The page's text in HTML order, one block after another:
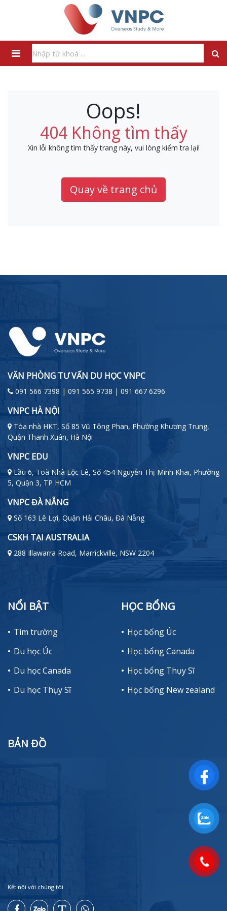
Oops!
404 Không tìm thấy
Xin lỗi không tìm thấy trang này, vui lòng kiểm tra lại!
Quay về trang chủ
VĂN PHÒNG TƯ VẤN DU HỌC VNPC
091 566 7398 | 091 565 9738 | 091 667 6296
VNPC HÀ NỘI
Tòa nhà HKT, Số 85 Vũ Tông Phan, Phường Khương Trung,
Quận Thanh Xuân, Hà Nội
VNPC EDU
Lầu 6, Toà Nhà Lộc Lê, Số 454 Nguyễn Thị Minh Khai, Phường
5, Quận 3, TP HCM
VNPC ĐÀ NẴNG
Số 163 Lê Lợi, Quận Hải Châu, Đà Nẵng
CSKH TẠI AUSTRALIA
288 Illawarra Road, Marrickville, NSW 2204
NỔI BẬT
Tìm trường
Du học Úc
Du học Canada
Du học Thụy Sĩ
HỌC BỔNG
Học bổng Úc
Học bổng Canada
Học bổng Thụy Sĩ
Học bổng New zealand
BẢN ĐỒ
Kết nối với chúng tôi